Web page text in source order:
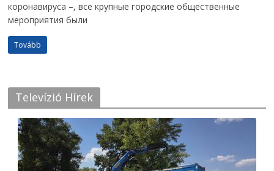
коронавируса –, все крупные городские общественные
мероприятия были
Tovább
Televízió Hírek